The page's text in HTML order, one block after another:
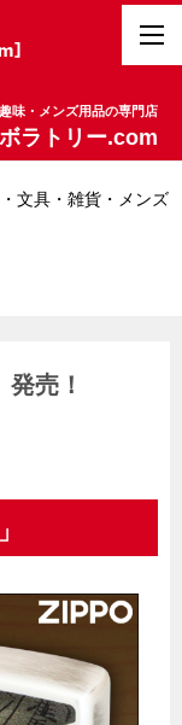
味・メンズ用品の専門店
ラトリー.com
文具・雑貨・メンズ
売！